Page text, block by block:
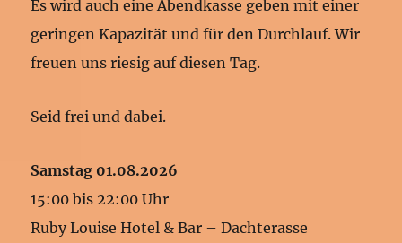
Es wird auch eine Abendkasse geben mit einer
geringen Kapazität und für den Durchlauf. Wir
freuen uns riesig auf diesen Tag.
Seid frei und dabei.
Samstag 01.08.2026
15:00 bis 22:00 Uhr
Ruby Louise Hotel & Bar – Dachterasse